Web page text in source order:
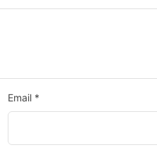
Email *